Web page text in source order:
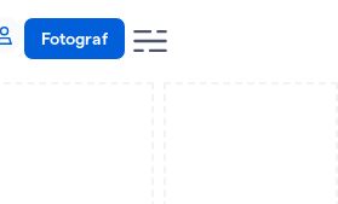
Fotograf